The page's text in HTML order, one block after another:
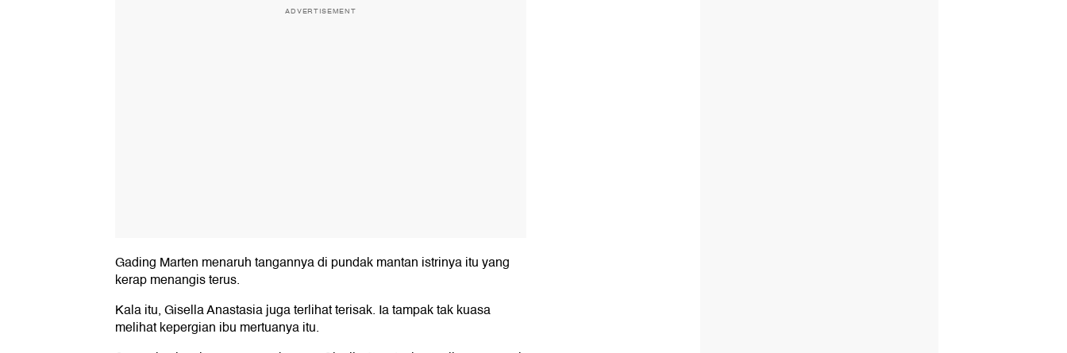
ADVERTISEMENT
Gading Marten menaruh tangannya di pundak mantan istrinya itu yang
kerap menangis terus.
Kala itu, Gisella Anastasia juga terlihat terisak. Ia tampak tak kuasa
melihat kepergian ibu mertuanya itu.